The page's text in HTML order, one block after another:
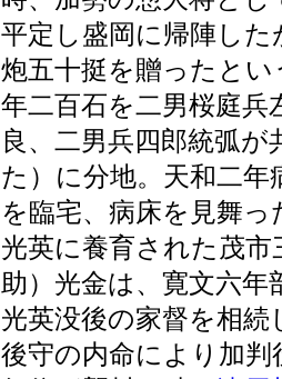
平定し盛岡に帰陣し
炮五十挺を贈ったとい
年二百石を二男桜庭兵
良、二男兵四郎統弧
た）に分地。天和二年
を臨宅、病床を見舞
光英に養育された茂
助）光金は、寛文六
光英没後の家督を相続
後守の内命により加